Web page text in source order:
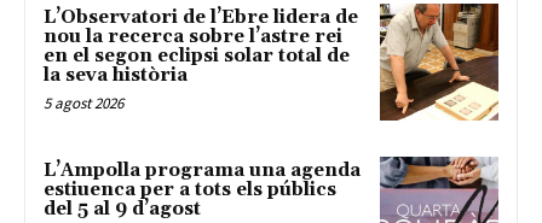
L’Observatori de l’Ebre lidera de
nou la recerca sobre l’astre rei
en el segon eclipsi solar total de
la seva història
5 agost 2026
L’Ampolla programa una agenda
estiuenca per a tots els públics
del 5 al 9 d’agost